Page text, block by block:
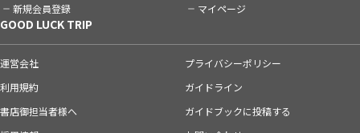
新規会員登録 マイページ
GOOD LUCK TRIP
運営会社
プライバシーポリシー
利用規約
ガイドライン
書店御担当者様へ
ガイドブックに投稿する